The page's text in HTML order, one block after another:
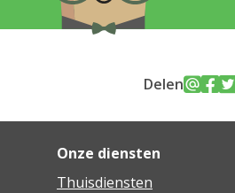
Delen
Onze diensten
Thuisdiensten